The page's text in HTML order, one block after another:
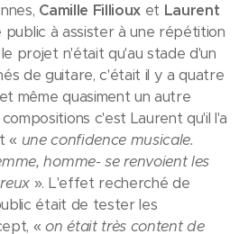
Camille Filliouxet Laurent
public à assister à une répétition
projet n'était qu'au stade d'un
de guitare, c'était il y a quatre
même quasiment un autre
c'est Laurent qu'il l'a
« une confidence musicale.
homme- se renvoient les
». L'effet recherché de
était de tester les
«on était très content de